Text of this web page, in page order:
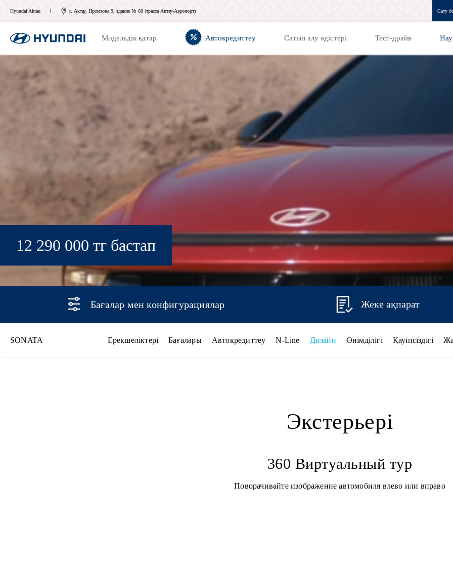
Hyundai Aktau г. Актау, Промзона 9, здание № 60 (трасса Актау-Аэропорт) Сату
Модельдік қатар Автокредиттеу Сатып алу әдістері Тест-драйв
SONATA
12 290 000 тг бастап
Бағалар мен конфигурациялар Жеке ақпарат
SONATA Ерекшеліктері Бағалары Автокредиттеу N-Line Дизайн Өнімділігі Қауіпсіздігі
Экстерьері
360 Виртуальный тур
Поворачивайте изображение автомобиля влево или вправо